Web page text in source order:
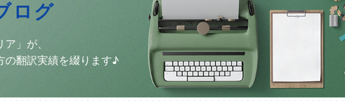
ログ
」が、
の翻訳実績を綴ります♪